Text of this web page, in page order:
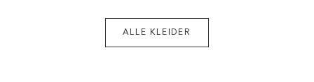
ALLE KLEIDER